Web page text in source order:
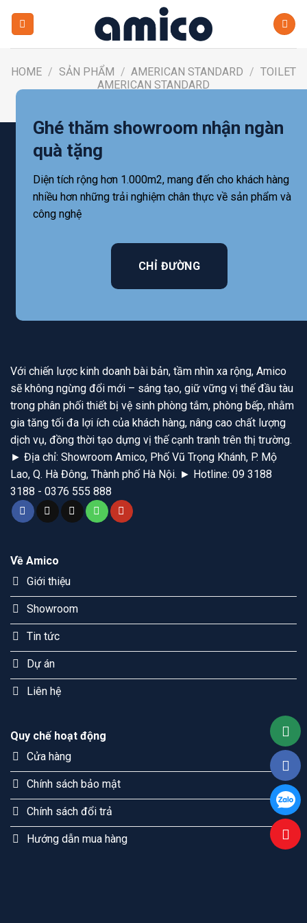
HOME / SẢN PHẨM / AMERICAN STANDARD / TOILET
AMERICAN STANDARD
Ghé thăm showroom nhận ngàn
quà tặng
Diện tích rộng hơn 1.000m2, mang đến cho khách hàng
nhiều hơn những trải nghiệm chân thực về sản phẩm và
công nghệ
CHỈ ĐƯỜNG
Với chiến lược kinh doanh bài bản, tầm nhìn xa rộng, Amico
sẽ không ngừng đổi mới – sáng tạo, giữ vững vị thế đầu tàu
trong phân phối thiết bị vệ sinh phòng tắm, phòng bếp, nhằm
gia tăng tối đa lợi ích của khách hàng, nâng cao chất lượng
dịch vụ, đồng thời tạo dựng vị thế cạnh tranh trên thị trường.
► Địa chỉ: Showroom Amico, Phố Vũ Trọng Khánh, P. Mộ
Lao, Q. Hà Đông, Thành phố Hà Nội. ► Hotline: 09 3188
3188 - 0376 555 888
Về Amico
Giới thiệu
Showroom
Tin tức
Dự án
Liên hệ
Quy chế hoạt động
Cửa hàng
Chính sách bảo mật
Chính sách đổi trả
Hướng dẫn mua hàng